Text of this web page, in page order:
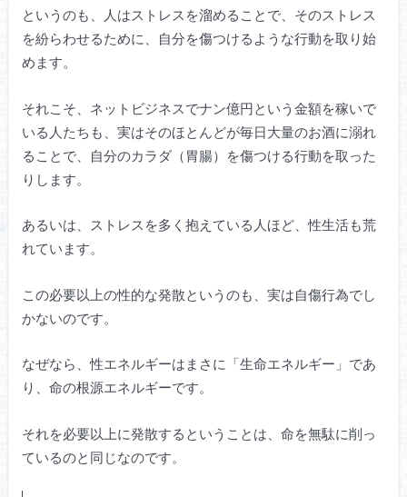
というのも、人はストレスを溜めることで、そのストレス
を紛らわせるために、自分を傷つけるような行動を取り始
めます。
それこそ、ネットビジネスでナン億円という金額を稼いで
いる人たちも、実はそのほとんどが毎日大量のお酒に溺れ
ることで、自分のカラダ（胃腸）を傷つける行動を取った
りします。
あるいは、ストレスを多く抱えている人ほど、性生活も荒
れています。
この必要以上の性的な発散というのも、実は自傷行為でし
かないのです。
なぜなら、性エネルギーはまさに「生命エネルギー」であ
り、命の根源エネルギーです。
それを必要以上に発散するということは、命を無駄に削っ
ているのと同じなのです。